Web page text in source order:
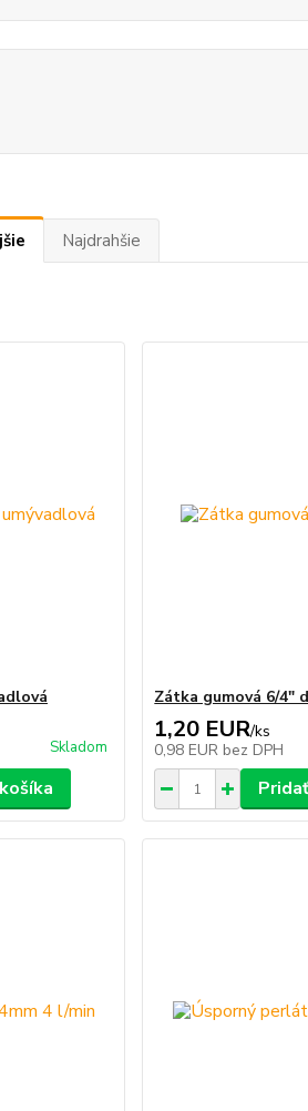
Najdrahšie
Skladom
Zátka gumová 6/4"
1,20 EUR/ks
0,98 EUR bez DPH